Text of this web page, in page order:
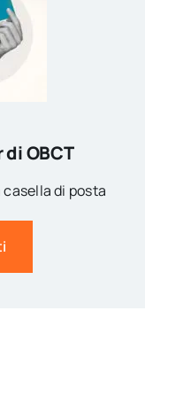
OBCT
di posta